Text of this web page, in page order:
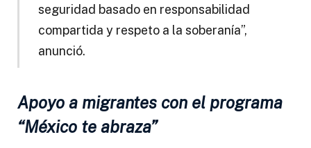
seguridad basado en responsabilidad
compartida y respeto a la soberanía”,
anunció.
Apoyo a migrantes con el programa
“México te abraza”